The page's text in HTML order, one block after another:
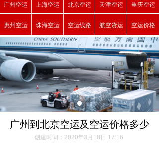
广州空运 上海空运 北京空运 天津空运 重庆空运
惠州空运 珠海空运 空运线路 航空货运 空运价格
广州到北京空运及空运价格多少
创建时间： 2020年3月18日 17:16